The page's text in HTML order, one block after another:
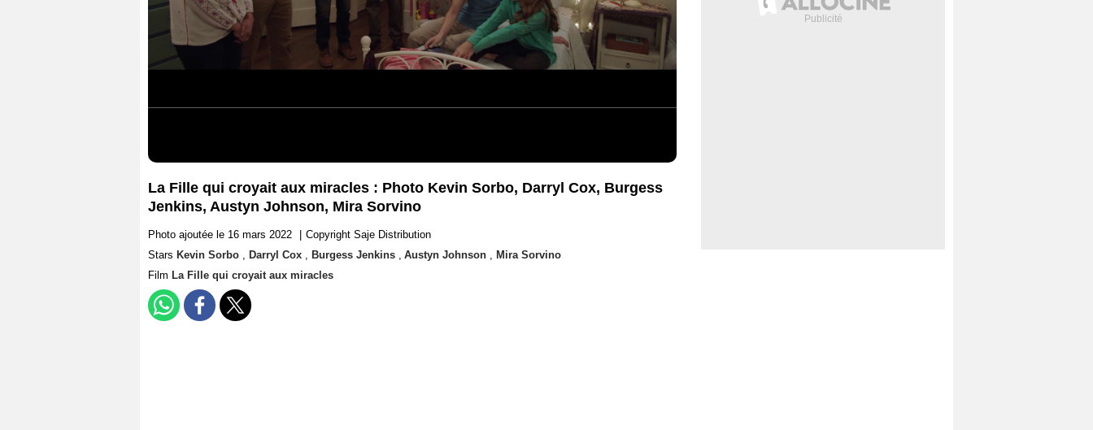
La Fille qui croyait aux miracles : Photo Kevin Sorbo, Darryl Cox, Burgess
Jenkins, Austyn Johnson, Mira Sorvino
Photo ajoutée le 16 mars 2022
Copyright Saje Distribution
Stars Kevin Sorbo , Darryl Cox , Burgess Jenkins , Austyn Johnson , Mira Sorvino
Film La Fille qui croyait aux miracles